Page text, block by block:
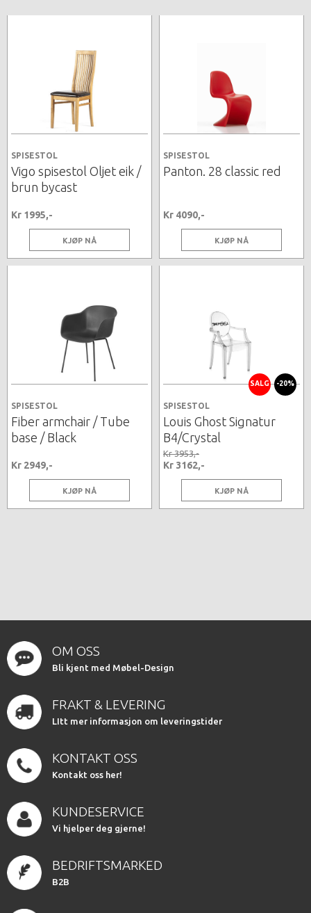
SPISESTOL
Vigo spisestol Oljet eik /
brun bycast
Kr 1995,-
KJØP NÅ
SPISESTOL
Panton. 28 classic red
Kr 4090,-
KJØP NÅ
SPISESTOL
Fiber armchair / Tube
base / Black
Kr 2949,-
KJØP NÅ
SALG -20%
SPISESTOL
Louis Ghost Signatur
B4/Crystal
Kr 3953,-
Kr 3162,-
KJØP NÅ
OM OSS
Bli kjent med Møbel-Design
FRAKT & LEVERING
LItt mer informasjon om leveringstider
KONTAKT OSS
Kontakt oss her!
KUNDESERVICE
Vi hjelper deg gjerne!
BEDRIFTSMARKED
B2B